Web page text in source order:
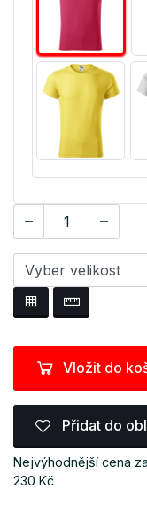
Vložit do
Přidat do
Nejvýhodnější cena
230 Kč